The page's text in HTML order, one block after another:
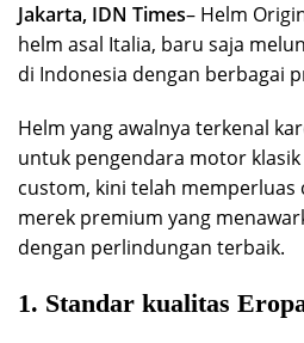
Jakarta, IDN Times– Helm
helm asal Italia, baru saja
di Indonesia dengan berbagai
Helm yang awalnya terkenal
untuk pengendara motor
custom, kini telah memperluas
merek premium yang
dengan perlindungan terbaik.
1. Standar kualitas